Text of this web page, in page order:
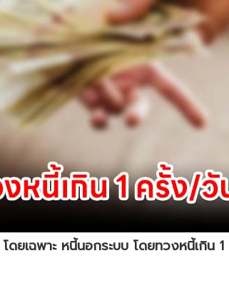
ดยเฉพาะ หนี้นอกระบบ โดยทวงหนี้เกิ